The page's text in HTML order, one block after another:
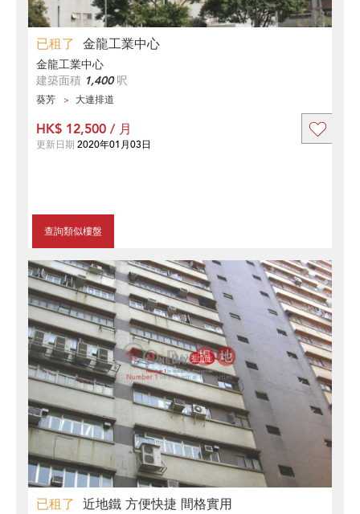
已租了 金龍工業中心
金龍工業中心
建築面積 1,400呎
葵芳 大連排道
查詢類似樓盤
HK$ 12,500 / 月
更新日期 2020年01月03日
已租了 近地鐵 方便快捷 間格實用